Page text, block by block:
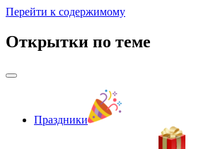
Перейти к содержимому
Открытки по теме
Праздники